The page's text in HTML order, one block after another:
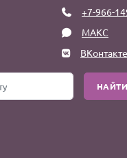
+7-966-
МАКС
ВКонтакте
НАЙТИ